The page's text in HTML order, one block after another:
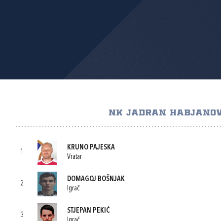
NK JADRAN
1
KRUNO PAJESKA
Vratar
2
DOMAGOJ BOŠNJAK
Igrač
3
STJEPAN PEKIĆ